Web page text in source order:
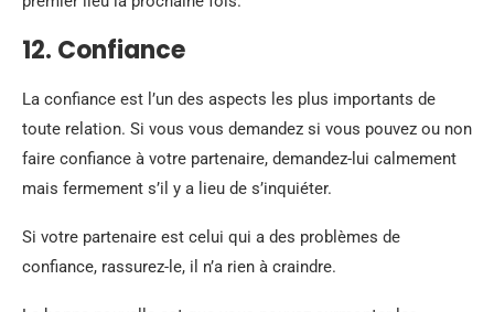
12. Confiance
La confiance est l’un des aspects les plus importants de
toute relation. Si vous vous demandez si vous pouvez ou non
faire confiance à votre partenaire, demandez-lui calmement
mais fermement s’il y a lieu de s’inquiéter.
Si votre partenaire est celui qui a des problèmes de
confiance, rassurez-le, il n’a rien à craindre.